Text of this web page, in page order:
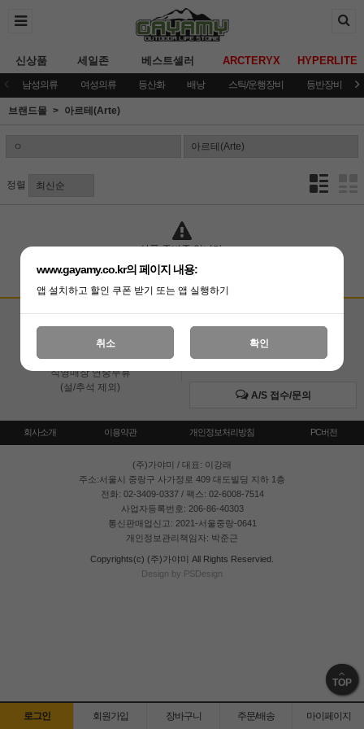
신상품 세일존 베스트셀러 ARCTERYX HYPERLITE
남성의류 여성의류 등산화 배낭 스틱/운행장비 등반장비
브랜드몰 아르테(Arte)
정렬
상품 준비중 입니다.
고객상담센터
온라인 : 02-3409-0337
직영매장 : 02-3409-0339
직영매장 연중무휴
(설/추석 제외)
입금계좌안내
국민은행 051001-04-100255
A/S 접수/문의
회사소개 이용약관 개인정보처리방침 PC버전
(주)가야미 / 대표: 이강래
주소:서울시 중랑구 사가정로 409 대도빌딩 지하 1층
전화: 02-3409-0337 / 팩스: 02-6008-7514
사업자등록번호: 206-86-40303
통신판매업신고: 2021-서울중랑-0641
개인정보관리책임자: 박준근
Copyrights(c) (주)가야미 All Rights Reservied.
Design by PSDesign
TOP
로그인 회원가입 장바구니 주문/배송 마이페이지
www.gayamy.co.kr의 페이지 내용:
앱 설치하고 할인 쿠폰 받기 또는 앱 실행하기
취소 확인